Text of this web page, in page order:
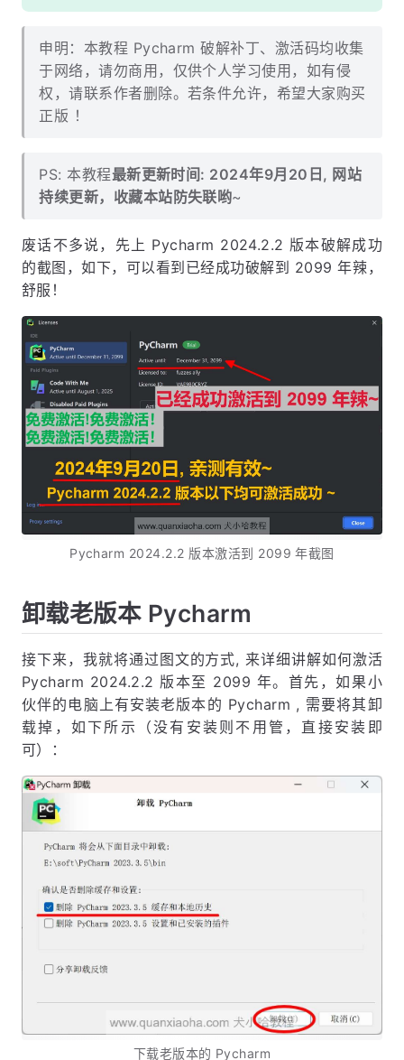
申明：本教程 Pycharm 破解补丁、激活码均收集
于网络，请勿商用，仅供个人学习使用，如有侵
权，请联系作者删除。若条件允许，希望大家购买
正版 ！
PS: 本教程最新更新时间: 2024年9月20日, 网站
持续更新，收藏本站防失联哟~
废话不多说，先上 Pycharm 2024.2.2 版本破解成功
的截图，如下，可以看到已经成功破解到 2099 年辣，
舒服！
Pycharm 2024.2.2 版本激活到 2099 年截图
卸载老版本 Pycharm
接下来，我就将通过图文的方式, 来详细讲解如何激活
Pycharm 2024.2.2 版本至 2099 年。首先，如果小
伙伴的电脑上有安装老版本的 Pycharm , 需要将其卸
载掉，如下所示（没有安装则不用管，直接安装即
可）：
下载老版本的 Pycharm